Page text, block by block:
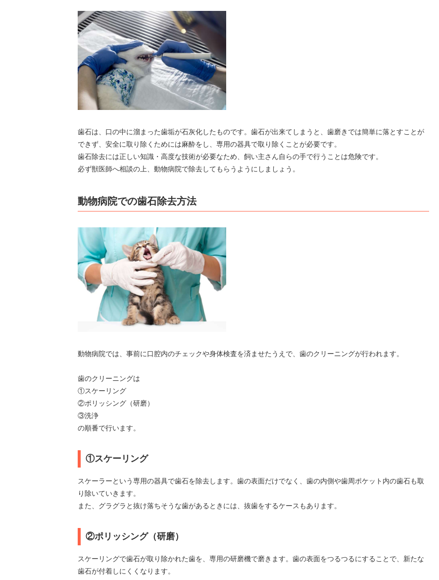
歯石は、口の中に溜まった歯垢が石灰化したものです。歯石が出来てしまうと、歯磨きでは簡単に落とすことが
できず、安全に取り除くためには麻酔をし、専用の器具で取り除くことが必要です。
歯石除去には正しい知識・高度な技術が必要なため、飼い主さん自らの手で行うことは危険です。
必ず獣医師へ相談の上、動物病院で除去してもらうようにしましょう。
動物病院での歯石除去方法
動物病院では、事前に口腔内のチェックや身体検査を済ませたうえで、歯のクリーニングが行われます。
歯のクリーニングは
①スケーリング
②ポリッシング（研磨）
③洗浄
の順番で行います。
①スケーリング
スケーラーという専用の器具で歯石を除去します。歯の表面だけでなく、歯の内側や歯周ポケット内の歯石も取
り除いていきます。
また、グラグラと抜け落ちそうな歯があるときには、抜歯をするケースもあります。
②ポリッシング（研磨）
スケーリングで歯石が取り除かれた歯を、専用の研磨機で磨きます。歯の表面をつるつるにすることで、新たな
歯石が付着しにくくなります。